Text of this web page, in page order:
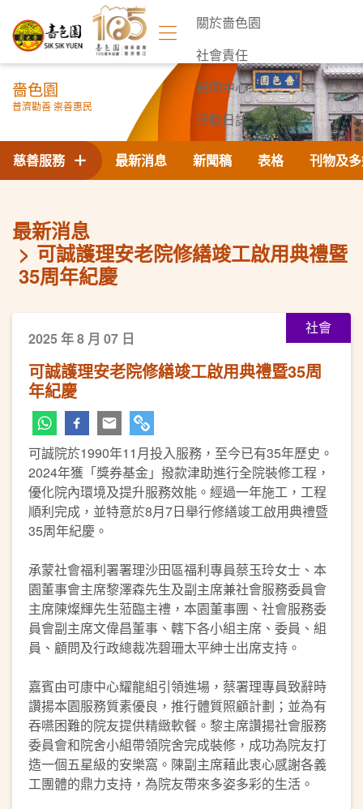
關於嗇色園
社會責任
新聞中心
活動日誌
聯絡我們
嗇色園
普濟勸善 崇善惠民
最新消息 新聞稿 表格 刊物及
慈善服務
最新消息
可誠護理安老院修繕竣工啟用典禮暨
35周年紀慶
社會
2025 年 8 月 07 日
可誠護理安老院修繕竣工啟用典禮暨35周
年紀慶
可誠院於1990年11月投入服務，至今已有35年歷史。
2024年獲「獎券基金」撥款津助進行全院裝修工程，
優化院內環境及提升服務效能。經過一年施工，工程
順利完成，並特意於8月7日舉行修繕竣工啟用典禮暨
35周年紀慶。
承蒙社會福利署署理沙田區福利專員蔡玉玲女士、本
園董事會主席黎澤森先生及副主席兼社會服務委員會
主席陳燦輝先生蒞臨主禮，本園董事團、社會服務委
員會副主席文偉昌董事、轄下各小組主席、委員、組
員、顧問及行政總裁冼碧珊太平紳士出席支持。
嘉賓由可康中心耀龍組引領進場，蔡署理專員致辭時
讚揚本園服務質素優良，推行體質照顧計劃；並為有
吞嚥困難的院友提供精緻軟餐。黎主席讚揚社會服務
委員會和院舍小組帶領院舍完成裝修，成功為院友打
造一個五星級的安樂窩。陳副主席藉此衷心感謝各義
工團體的鼎力支持，為院友帶來多姿多彩的生活。